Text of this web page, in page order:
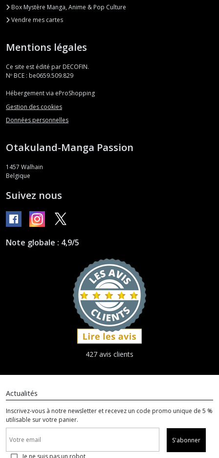
Box Mystère Manga, Anime & Pop Culture
Vendre mes cartes
Mentions légales
Ce site est édité par DECOFIN.
Nº BCE : be0659.509.829
Hébergement via eProShopping
Gestion des cookies
Données personnelles
Otakuland-Manga Passion
1457 Walhain
Belgique
Suivez nous
Note globale : 4,9/5
427 avis clients
Actualités
Inscrivez-vous à notre newsletter et recevez un code promo unique de 5 %
utilisable sur votre panier.
S'abonner